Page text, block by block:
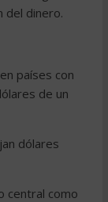
del dinero.
países con
de un
dólares
central como